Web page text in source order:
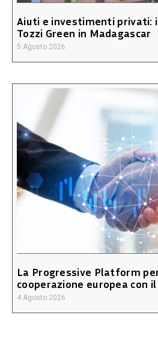
Aiuti e investimenti privati:
Tozzi Green in Madagascar
5 Agosto 2026
La Progressive Platform
cooperazione europea con
4 Agosto 2026